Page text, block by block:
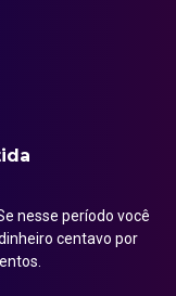
nesse período você
centavo por